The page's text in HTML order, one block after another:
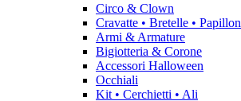
Circo & Clown
Cravatte • Bretelle • Papillon
Armi & Armature
Bigiotteria & Corone
Accessori Halloween
Occhiali
Kit • Cerchietti • Ali